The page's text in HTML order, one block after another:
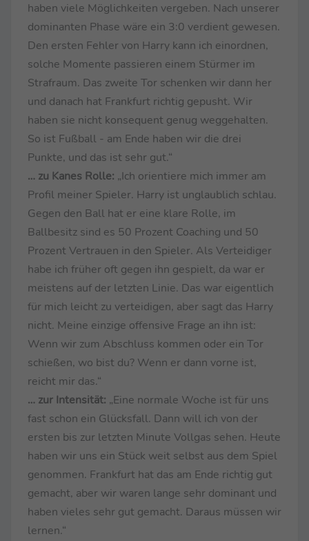
haben viele Möglichkeiten vergeben. Nach unserer
dominanten Phase wäre ein 3:0 verdient gewesen.
Den ersten Fehler von Harry kann ich einordnen,
solche Momente passieren einem Stürmer im
Strafraum. Das zweite Tor schenken wir dann her
und danach hat Frankfurt richtig gepusht. Wir
haben sie nicht konsequent genug weggehalten.
So ist Fußball - am Ende haben wir die drei
Punkte, und das ist sehr gut.“
… zu Kanes Rolle: „Ich orientiere mich immer am
Profil meiner Spieler. Harry ist unglaublich schlau.
Gegen den Ball hat er eine klare Rolle, im
Ballbesitz sind es 50 Prozent Coaching und 50
Prozent Vertrauen in den Spieler. Als Verteidiger
habe ich früher oft gegen ihn gespielt, da war er
meistens auf der letzten Linie. Das war eigentlich
für mich leicht zu verteidigen, aber sagt das Harry
nicht. Meine einzige offensive Frage an ihn ist:
Wenn wir zum Abschluss kommen oder ein Tor
schießen, wo bist du? Wenn er dann vorne ist,
reicht mir das.“
… zur Intensität: „Eine normale Woche ist für uns
fast schon ein Glücksfall. Dann will ich von der
ersten bis zur letzten Minute Vollgas sehen. Heute
haben wir uns ein Stück weit selbst aus dem Spiel
genommen. Frankfurt hat das am Ende richtig gut
gemacht, aber wir waren lange sehr dominant und
haben vieles sehr gut gemacht. Daraus müssen wir
lernen.“